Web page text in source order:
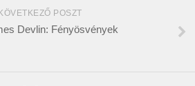
KÖVETKEZŐ POSZT
Devlin: Fényösvények